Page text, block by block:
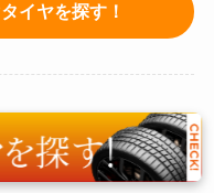
イヤを探す！
タイヤ交換